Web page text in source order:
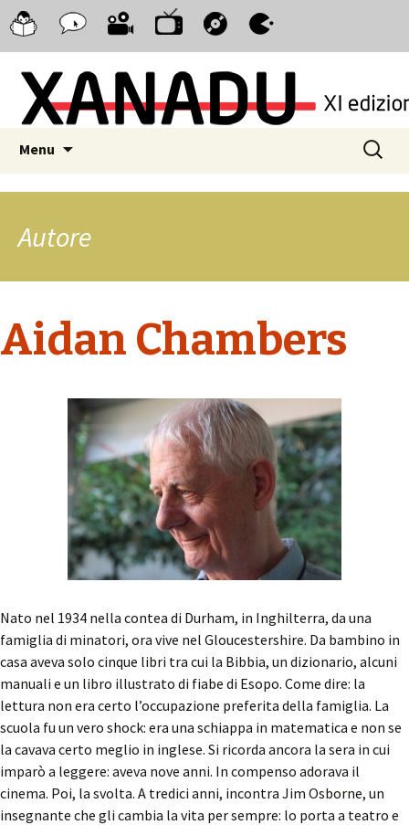
ConsigliatiXanadu
WebComics
Xanadu
Cinema
Xanadu
Serie
Xanadu
Musica
Xanadu
Menu
Ricerca
per:
Autore
Aidan Chambers
Nato nel 1934 nella contea di Durham, in Inghilterra, da una
famiglia di minatori, ora vive nel Gloucestershire. Da bambino in
casa aveva solo cinque libri tra cui la Bibbia, un dizionario, alcuni
manuali e un libro illustrato di fiabe di Esopo. Come dire: la
lettura non era certo l’occupazione preferita della famiglia. La
scuola fu un vero shock: era una schiappa in matematica e non se
la cavava certo meglio in inglese. Si ricorda ancora la sera in cui
imparò a leggere: aveva nove anni. In compenso adorava il
cinema. Poi, la svolta. A tredici anni, incontra Jim Osborne, un
insegnante che gli cambia la vita per sempre: lo porta a teatro e